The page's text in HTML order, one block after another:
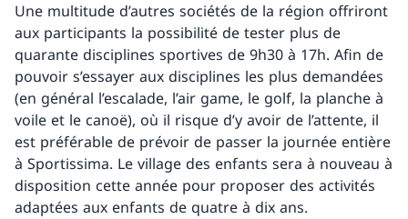
Une multitude d’autres sociétés de la région offriront
aux participants la possibilité de tester plus de
quarante disciplines sportives de 9h30 à 17h. Afin de
pouvoir s’essayer aux disciplines les plus demandées
(en général l’escalade, l’air game, le golf, la planche à
voile et le canoë), où il risque d’y avoir de l’attente, il
est préférable de prévoir de passer la journée entière
à Sportissima. Le village des enfants sera à nouveau à
disposition cette année pour proposer des activités
adaptées aux enfants de quatre à dix ans.